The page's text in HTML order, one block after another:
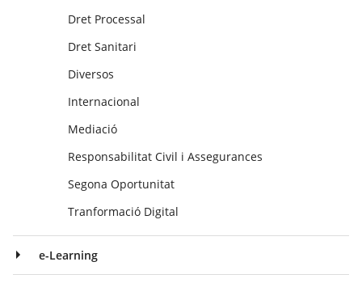
Dret Processal
Dret Sanitari
Diversos
Internacional
Mediació
Responsabilitat Civil i Assegurances
Segona Oportunitat
Tranformació Digital
e-Learning